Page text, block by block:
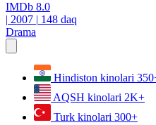
IMDb 8.0
| 2007 | 148 daq
Drama
Hindiston kinolari
AQSH kinolari 2K+
Turk kinolari 300+